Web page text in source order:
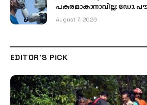
പകരമാകാനാവില്ല: ഡോ.
August 7, 2026
EDITOR'S PICK